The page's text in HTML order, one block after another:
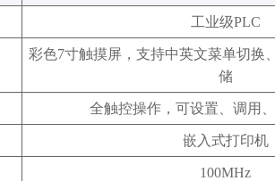
工业级PLC
彩色7寸触摸屏， 支持中英文菜单切换
储
全触控操作，可设置、调用
嵌入式打印机
100MHz